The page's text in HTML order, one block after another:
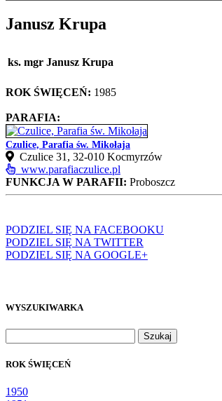
Janusz Krupa
ks. mgr Janusz Krupa
ROK ŚWIĘCEŃ: 1985
PARAFIA:
Czulice, Parafia św. Mikołaja
Czulice 31, 32‑010 Kocmyrzów
www.parafiaczulice.pl
FUNKCJA W PARAFII: Proboszcz
PODZIEL SIĘ NA FACEBOOKU
PODZIEL SIĘ NA TWITTER
PODZIEL SIĘ NA GOOGLE+
WYSZUKIWARKA
ROK ŚWIĘCEŃ
1950